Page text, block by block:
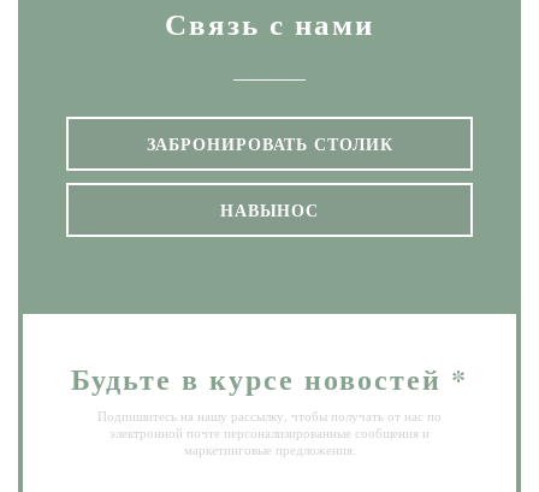
Связь с нами
ЗАБРОНИРОВАТЬ СТОЛИК
НАВЫНОС
Будьте в курсе новостей *
Подпишитесь на нашу рассылку, чтобы получать от нас по
электронной почте персонализированные сообщения и
маркетинговые предложения.